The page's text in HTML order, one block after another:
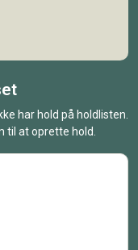
har hold på holdlisten.
til at oprette hold.